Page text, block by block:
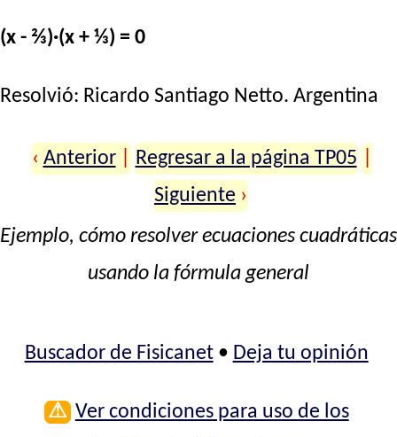
(x - ⅔)·(x + ⅓) = 0
Resolvió: Ricardo Santiago Netto. Argentina
‹ Anterior Regresar a la página TP05
Siguiente ›
Ejemplo, cómo resolver ecuaciones cuadráticas
usando la fórmula general
Buscador de Fisicanet• Deja tu opinión
⚠ Ver condiciones para uso de los